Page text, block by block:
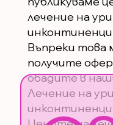
лечение на
Въпреки това
получите
обадите в
Лечение на